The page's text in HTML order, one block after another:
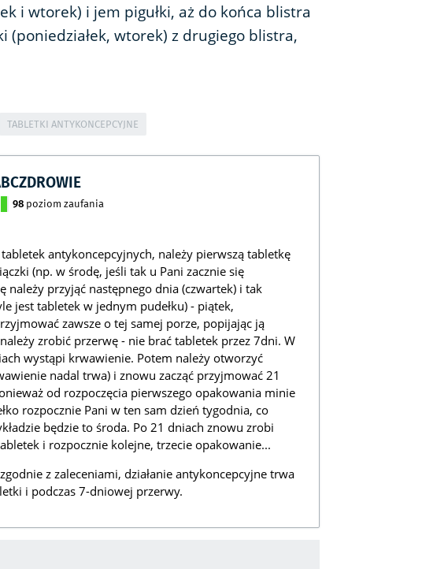
i wtorek) i jem pigułki, aż do końca blistra
(poniedziałek, wtorek) z drugiego blistra,
TABLETKI ANTYKONCEPCYJNE
98 poziom zaufania
antykoncepcyjnych, należy pierwszą tabletkę
(np. w środę, jeśli tak u Pani zacznie się
należy przyjąć następnego dnia (czwartek) i tak
jest tabletek w jednym pudełku) - piątek,
zawsze o tej samej porze, popijając ją
zrobić przerwę - nie brać tabletek przez 7dni. W
wystąpi krwawienie. Potem należy otworzyć
nadal trwa) i znowu zacząć przyjmować 21
od rozpoczęcia pierwszego opakowania minie
rozpocznie Pani w ten sam dzień tygodnia, co
będzie to środa. Po 21 dniach znowu zrobi
i rozpocznie kolejne, trzecie opakowanie...
z zaleceniami, działanie antykoncepcyjne trwa
i podczas 7-dniowej przerwy.